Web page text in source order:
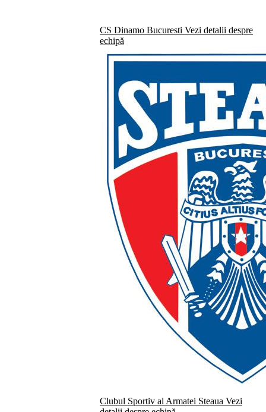
CS Dinamo Bucuresti Vezi detalii despre
echipă
Clubul Sportiv al Armatei Steaua Vezi
detalii despre echipă